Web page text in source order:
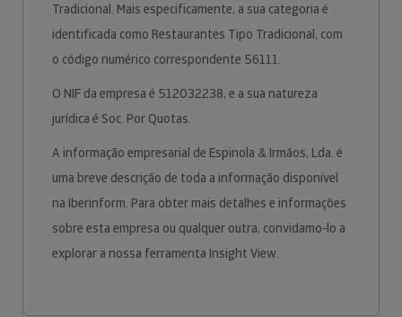
Tradicional. Mais especificamente, a sua categoria é
identificada como Restaurantes Tipo Tradicional, com
o código numérico correspondente 56111.
O NIF da empresa é 512032238, e a sua natureza
jurídica é Soc. Por Quotas.
A informação empresarial de Espinola & Irmãos, Lda. é
uma breve descrição de toda a informação disponível
na Iberinform. Para obter mais detalhes e informações
sobre esta empresa ou qualquer outra, convidamo-lo a
explorar a nossa ferramenta Insight View.